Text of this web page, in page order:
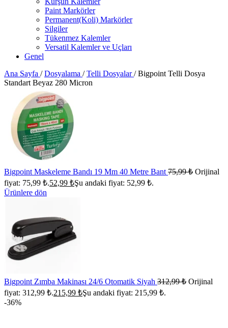
Paint Markörler
Permanent(Koli) Markörler
Silgiler
Tükenmez Kalemler
Versatil Kalemler ve Uçları
Genel
Ana Sayfa / Dosyalama / Telli Dosyalar/ Bigpoint Telli Dosya
Standart Beyaz 280 Micron
Bigpoint Maskeleme Bandı 19 Mm 40 Metre Bant 75,99₺ Orijinal
fiyat: 75,99 ₺.52,99 ₺Şu andaki fiyat: 52,99 ₺.
Ürünlere dön
Bigpoint Zımba Makinası 24/6 Otomatik Siyah 312,99₺ Orijinal
fiyat: 312,99 ₺.215,99 ₺Şu andaki fiyat: 215,99 ₺.
-36%